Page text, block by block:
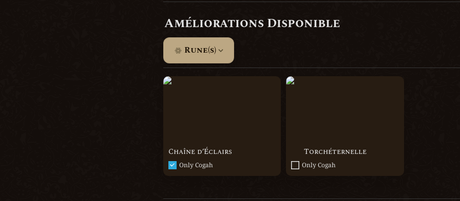
Améliorations Disponible
Rune(s)
Chaîne d’Éclairs
Chaîne d’Éclairs
Only Cogah
Torchéternelle
Torchéternelle
Only Cogah